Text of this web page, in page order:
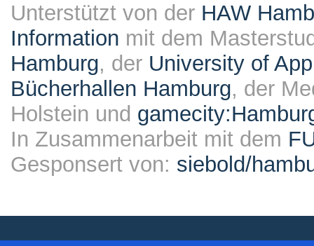
Unterstützt von der HAW
Information mit dem
Hamburg, der University of
Bücherhallen Hamburg, der
Holstein und
In Zusammenarbeit mit dem
Gesponsert von: siebold/